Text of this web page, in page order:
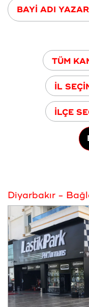
TÜM
İL
İLÇE
Diyarbakır -